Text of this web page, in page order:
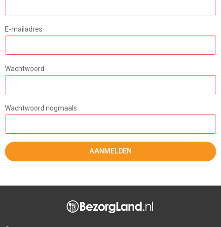
E-mailadres
Wachtwoord
Wachtwoord nogmaals
AANMELDEN